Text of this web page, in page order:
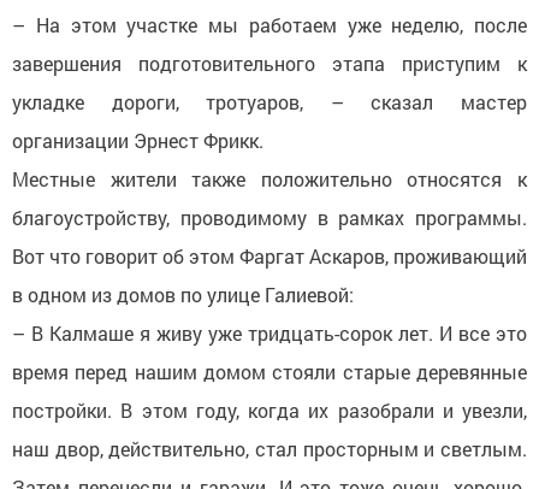
– На этом участке мы работаем уже неделю, после
завершения подготовительного этапа приступим к
укладке дороги, тротуаров, – сказал мастер
организации Эрнест Фрикк.
Местные жители также положительно относятся к
благоустройству, проводимому в рамках программы.
Вот что говорит об этом Фаргат Аскаров, проживающий
в одном из домов по улице Галиевой:
– В Калмаше я живу уже тридцать-сорок лет. И все это
время перед нашим домом стояли старые деревянные
постройки. В этом году, когда их разобрали и увезли,
наш двор, действительно, стал просторным и светлым.